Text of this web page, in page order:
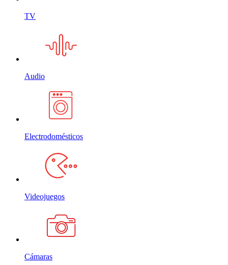
TV
Audio
Electrodomésticos
Videojuegos
Cámaras